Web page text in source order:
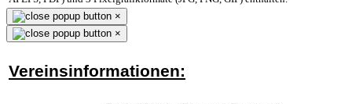
×
×
Vereinsinformationen: